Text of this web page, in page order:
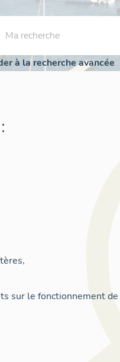
à la recherche avancée
sur le fonctionnement